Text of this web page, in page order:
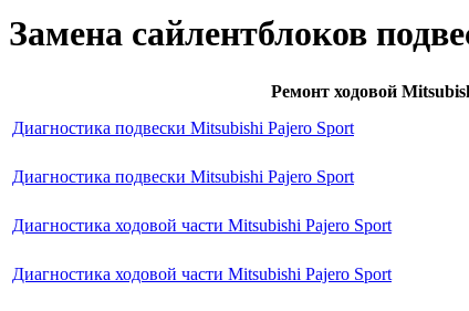
Замена сайлентблоков
Ремонт ходовой
Диагностика подвески Mitsubishi Pajero Sport
Диагностика подвески Mitsubishi Pajero Sport
Диагностика ходовой части Mitsubishi Pajero Sport
Диагностика ходовой части Mitsubishi Pajero Sport